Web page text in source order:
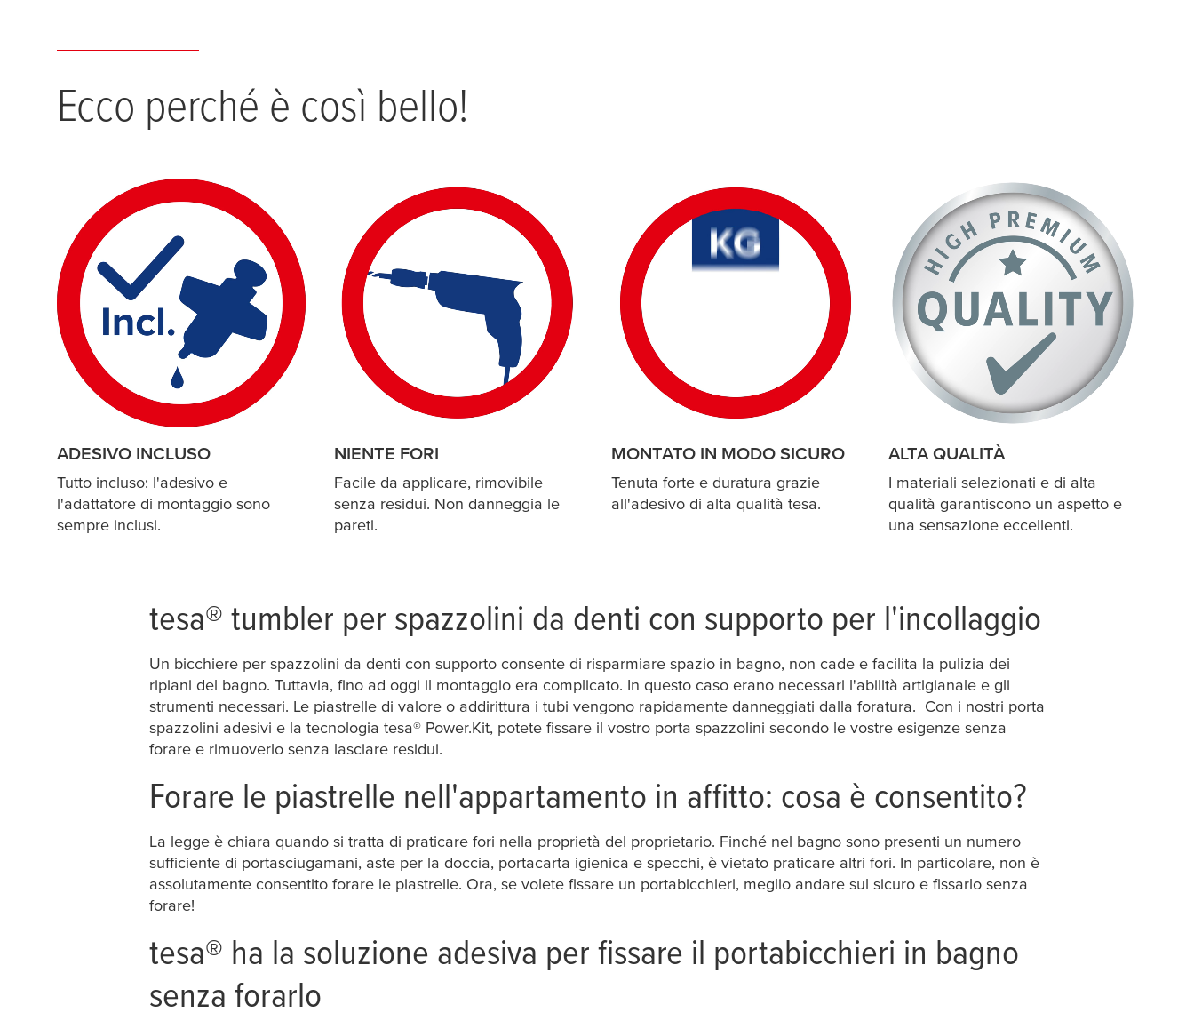
Ecco perché è così bello!
ADESIVO INCLUSO
Tutto incluso: l'adesivo e
l'adattatore di montaggio sono
sempre inclusi.
NIENTE FORI
Facile da applicare, rimovibile
senza residui. Non danneggia le
pareti.
MONTATO IN MODO SICURO
Tenuta forte e duratura grazie
all'adesivo di alta qualità tesa.
ALTA QUALITÀ
I materiali selezionati e di alta
qualità garantiscono un aspetto e
una sensazione eccellenti.
tesa® tumbler per spazzolini da denti con supporto per l'incollaggio
Un bicchiere per spazzolini da denti con supporto consente di risparmiare spazio in bagno, non cade e facilita la pulizia dei
ripiani del bagno. Tuttavia, fino ad oggi il montaggio era complicato. In questo caso erano necessari l'abilità artigianale e gli
strumenti necessari. Le piastrelle di valore o addirittura i tubi vengono rapidamente danneggiati dalla foratura. Con i nostri porta
spazzolini adesivi e la tecnologia tesa® Power.Kit, potete fissare il vostro porta spazzolini secondo le vostre esigenze senza
forare e rimuoverlo senza lasciare residui.
Forare le piastrelle nell'appartamento in affitto: cosa è consentito?
La legge è chiara quando si tratta di praticare fori nella proprietà del proprietario. Finché nel bagno sono presenti un numero
sufficiente di portasciugamani, aste per la doccia, portacarta igienica e specchi, è vietato praticare altri fori. In particolare, non è
assolutamente consentito forare le piastrelle. Ora, se volete fissare un portabicchieri, meglio andare sul sicuro e fissarlo senza
forare!
tesa® ha la soluzione adesiva per fissare il portabicchieri in bagno
senza forarlo